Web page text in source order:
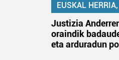
EUSKAL
Justizia
oraindik
eta arduradun